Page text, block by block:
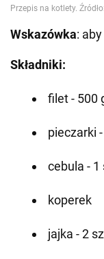
Wskazówka:
Składniki:
filet - 500
pieczarki
cebula - 1
koperek
jajka - 2